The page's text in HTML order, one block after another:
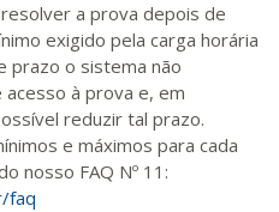
dias
R$ 2.082,12
Matricular
dias
R$ 2.240,16
Matricular
a prova depois de
exigido pela carga horária
prazo o sistema não
à prova e, em
reduzir tal prazo.
e máximos para cada
nosso FAQ Nº 11:
faq